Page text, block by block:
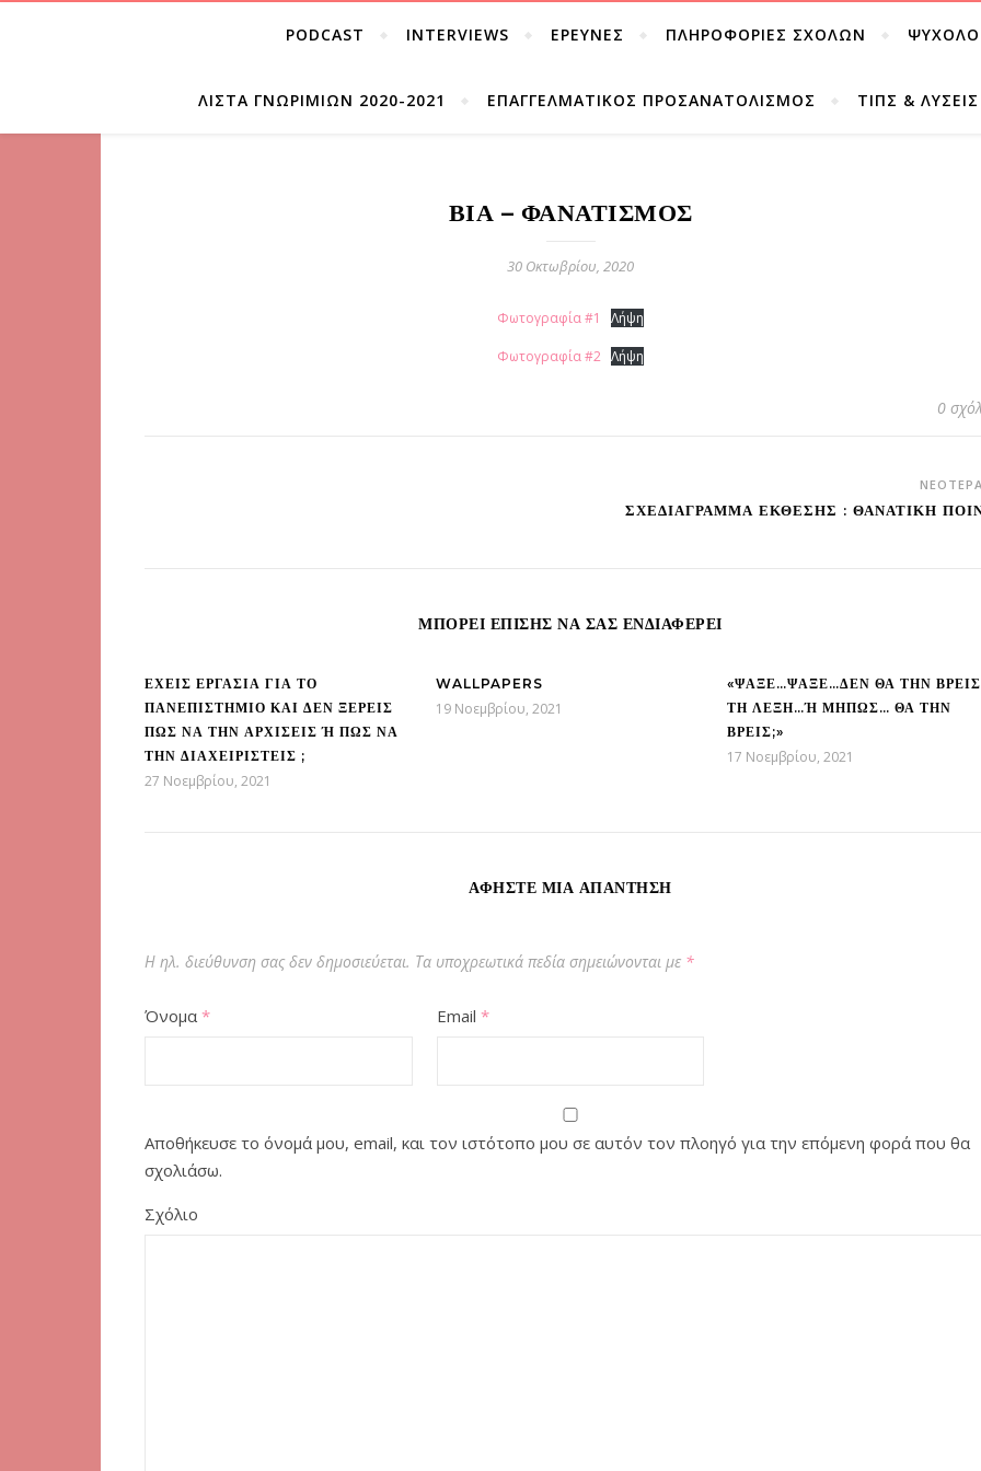
PODCAST INTERVIEWS ΈΡΕΥΝΕΣ ΠΛΗΡΟΦΟΡΊΕΣ ΣΧΟΛΏΝ
ΛΊΣΤΑ ΓΝΩΡΙΜΙΏΝ 2020-2021 ΕΠΑΓΓΕΛΜΑΤΙΚΌΣ ΠΡΟΣΑΝΑΤΟΛΙΣΜΌΣ ΤΊΠΣ &
ΒΊΑ – ΦΑΝΑΤΙΣΜΌΣ
30 Οκτωβρίου, 2020
Φωτογραφία #1 Λήψη
Φωτογραφία #2 Λήψη
0
ΣΧΕΔΙΆΓΡΑΜΜΑ ΈΚΘΕΣΗΣ : ΘΑΝΑΤΙΚΉ
ΜΠΟΡΕΊ ΕΠΊΣΗΣ ΝΑ ΣΑΣ ΕΝΔΙΑΦΈΡΕΙ
ΈΧΕΙΣ ΕΡΓΑΣΊΑ ΓΙΑ ΤΟ
ΠΑΝΕΠΙΣΤΉΜΙΟ ΚΑΙ ΔΕΝ ΞΈΡΕΙΣ
ΠΩΣ ΝΑ ΤΗΝ ΑΡΧΊΣΕΙΣ Ή ΠΩΣ ΝΑ Τ
ΗΝ ΔΙΑΧΕΙΡΙΣΤΕΊΣ ;
27 Νοεμβρίου, 2021
WALLPAPERS
19 Νοεμβρίου, 2021
«ΨΆΞΕ…ΨΆΞΕ…ΔΕΝ ΘΑ ΤΗΝ ΒΡΕΙΣ
ΤΗ ΛΈΞΗ…Ή ΜΉΠΩΣ… ΘΑ ΤΗΝ Β
ΡΕΙΣ;»
17 Νοεμβρίου, 2021
ΑΦΉΣΤΕ ΜΙΑ ΑΠΆΝΤΗΣΗ
Η ηλ. διεύθυνση σας δεν δημοσιεύεται. Τα υποχρεωτικά πεδία σημειώνονται με *
Όνομα * Email *
Αποθήκευσε το όνομά μου, email, και τον ιστότοπο μου σε αυτόν τον πλοηγό για την επόμενη φορά που θα
σχολιάσω.
Σχόλιο